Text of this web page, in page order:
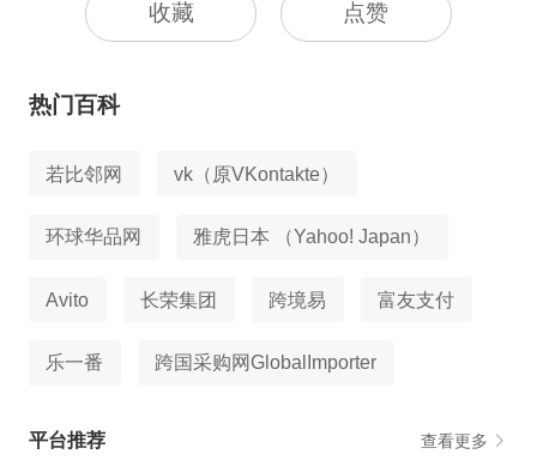
收藏 点赞
热门百科
若比邻网 vk（原VKontakte）
环球华品网 雅虎日本 （Yahoo! Japan）
Avito 长荣集团 跨境易 富友支付
乐一番 跨国采购网GlobalImporter
平台推荐 查看更多